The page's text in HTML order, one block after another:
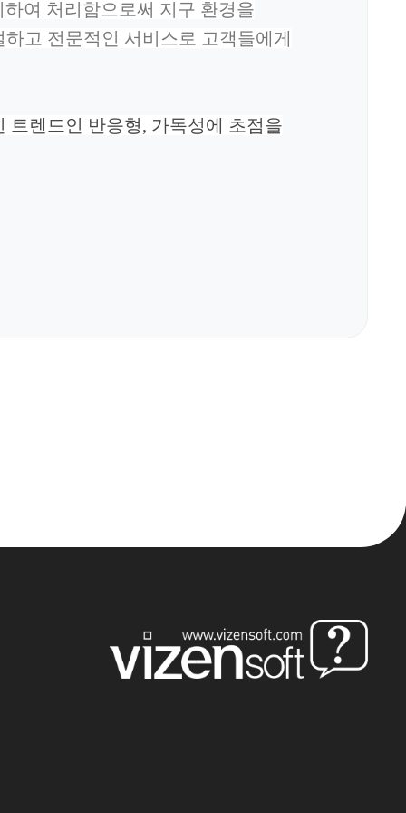
여 처리함으로써 지구 환경을
하고 전문적인 서비스로 고객들에게
렌드인 반응형, 가독성에 초점을